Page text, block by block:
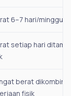
6–7 hari/minggu
setiap hari
berat
fisik